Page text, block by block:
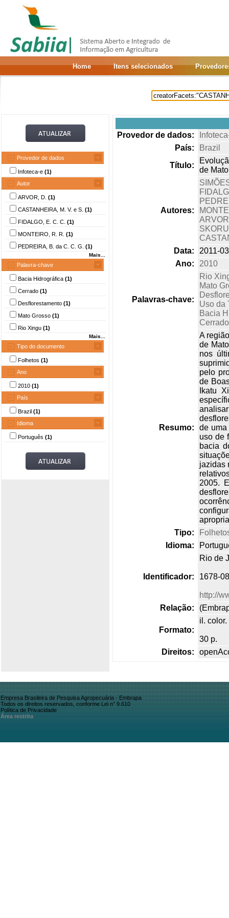
Home Itens selecionados
Provedor de dados
Infoteca-e (1)
Autor
ARVOR, D. (1)
CASTANHEIRA, M. V. e S. (1)
FIDALGO, E. C. C. (1)
MONTEIRO, R. R. (1)
PEDREIRA, B. da C. C. G. (1)
Mais...
Palavra-chave
Bacia Hidrográfica (1)
Cerrado (1)
Desflorestamento (1)
Mato Grosso (1)
Rio Xingu (1)
Mais...
Tipo do documento
Folhetos (1)
Ano
2010 (1)
País
Brazil (1)
Idioma
Português (1)
Provedor de dados:
País:
Brazil
Título:
de
Autores:
Data:
2011-
Ano:
2010
Palavras-chave:
Rio
Mato
Uso da
Bacia
Cerrado
Resumo:
A
de
nos
pelo
de
Ikatu
de
uso de
bacia
jazidas
2005.
Tipo:
Idioma:
Identificador:
Rio de
1678-
http://
Relação:
Formato:
il. color.
30 p.
Direitos:
Empresa Brasileira de Pesquisa Agropecuária - Embrapa
Todos os direitos reservados, conforme Lei n° 9.610
Política de Privacidade
Área restrita